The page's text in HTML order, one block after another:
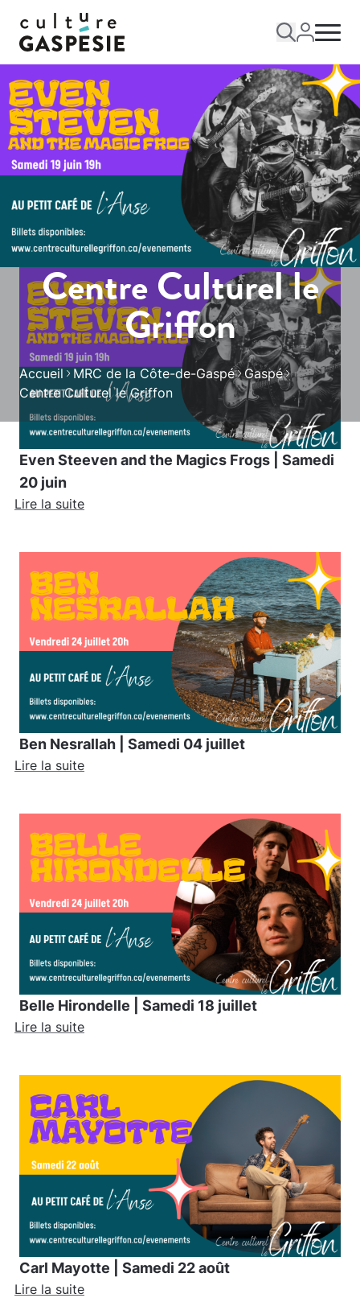
Centre Culturel le
Griffon
Accueil MRC de la Côte-de-Gaspé Gaspé
Centre Culturel le Griffon
Even Steeven and the Magics Frogs | Samedi
20 juin
Lire la suite
Ben Nesrallah | Samedi 04 juillet
Lire la suite
Belle Hirondelle | Samedi 18 juillet
Lire la suite
Carl Mayotte | Samedi 22 août
Lire la suite